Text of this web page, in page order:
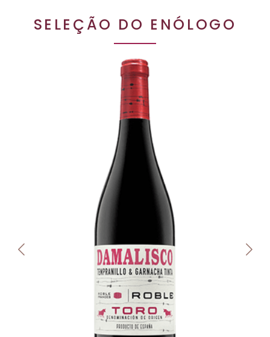
SELEÇÃO DO ENÓLOGO